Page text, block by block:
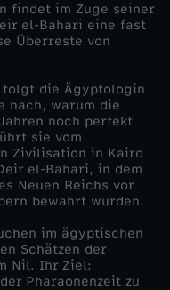
findet im Zuge seiner
el-Bahari eine fast
Überreste von
folgt die Ägyptologin
nach, warum die
noch perfekt
sie vom
Zivilisation in Kairo
el-Bahari, in dem
Neuen Reichs vor
bewahrt wurden.
im ägyptischen
Schätzen der
Nil. Ihr Ziel:
Pharaonenzeit zu